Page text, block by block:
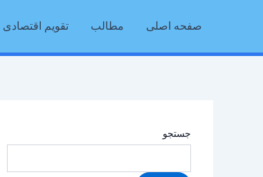
صفحه اصلی مطالب تقویم اقتصادی
جستجو